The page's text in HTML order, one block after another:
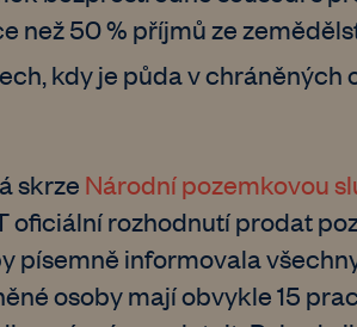
než 50 % příjmů ze
kdy je půda v
skrze Národní pozemkovou
rozhodnutí prodat
písemně informovala
osoby mají obvykle 15